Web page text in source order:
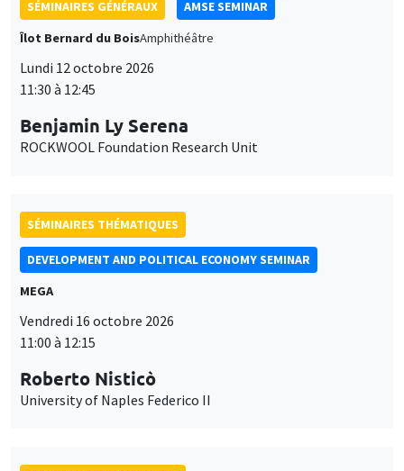
Îlot Bernard du BoisAmphithéâtre
11:30 à 12:45
ROCKWOOL Foundation Research Unit
SÉMINAIRES THÉMATIQUES
DEVELOPMENT AND POLITICAL ECONOMY SEMINAR
MEGA
11:00 à 12:15
University of Naples Federico II
SÉMINAIRES THÉMATIQUES